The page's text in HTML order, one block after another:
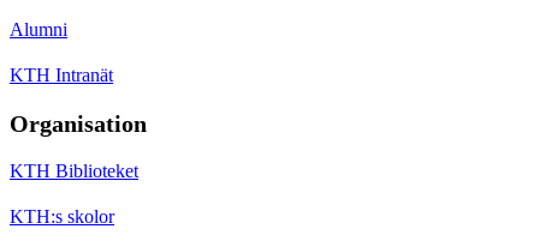
Alumni
KTH Intranät
Organisation
KTH Biblioteket
KTH:s skolor